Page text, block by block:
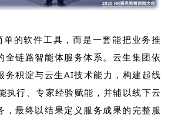
的软件工具，而是一套能把业务推
全链路智能体服务体系。云生集团依
务积淀与云生AI技术能力，构建起线
执行、专家经验赋能，并辅以线下云
，最终以结果定义服务成果的完整服